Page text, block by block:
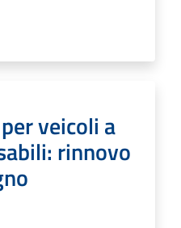
veicoli a
rinnovo